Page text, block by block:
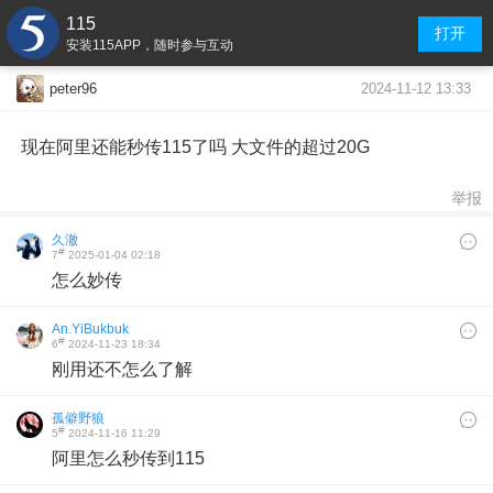
115
安装115APP，随时参与互动
打开
peter96 2024-11-12 13:33
现在阿里还能秒传115了吗 大文件的超过20G
举报
久澈
7# 2025-01-04 02:18
怎么妙传
An.YiBukbuk
6# 2024-11-23 18:34
刚用还不怎么了解
孤僻野狼
5# 2024-11-16 11:29
阿里怎么秒传到115